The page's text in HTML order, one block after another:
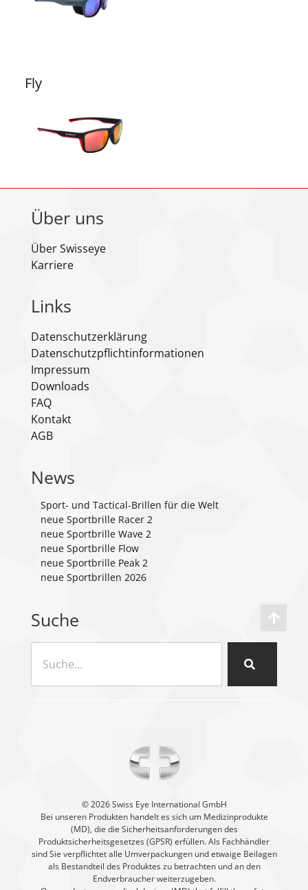
Fly
Über uns
Über Swisseye
Karriere
Links
Datenschutzerklärung
Datenschutzpflichtinformationen
Impressum
Downloads
FAQ
Kontakt
AGB
News
Sport- und Tactical-Brillen für die Welt
neue Sportbrille Racer 2
neue Sportbrille Wave 2
neue Sportbrille Flow
neue Sportbrille Peak 2
neue Sportbrillen 2026
Suche
©️ 2026 Swiss Eye International GmbH
Bei unseren Produkten handelt es sich um Medizinprodukte
(MD), die die Sicherheitsanforderungen des
Produktsicherheitsgesetzes (GPSR) erfüllen. Als Fachhändler
sind Sie verpflichtet alle Umverpackungen und etwaige Beilagen
als Bestandteil des Produktes zu betrachten und an den
Endverbraucher weiterzugeben.